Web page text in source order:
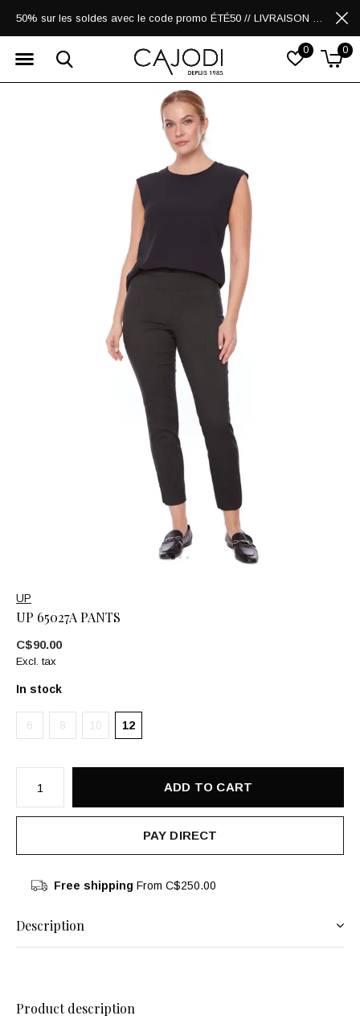
0 0
50% sur les soldes avec le code promo ÉTÉ50 // LIVRAISON GRATUITE POUR LES ACHATS DE 250$ ET PLUS
UP
UP 65027A PANTS
C$90.00
Excl. tax
In stock
6 8 10 12
ADD TO CART
PAY DIRECT
Free shipping From C$250.00
Description
Product description